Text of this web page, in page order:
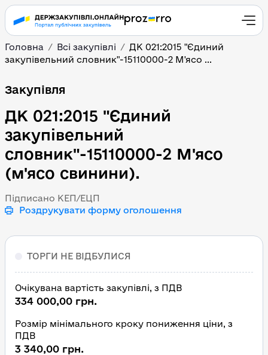
Головна Всі закупівлі
ДК 021:2015 "Єдиний
закупівельний словник"-15110000-2 М'ясо ...
ДК 021:2015 "Єдиний
Закупівля
ДК 021:2015 "Єдиний
закупівельний
словник"-15110000-2 М'ясо
(м'ясо свинини).
Підписано КЕП/ЕЦП
Роздрукувати форму оголошення
ТОРГИ НЕ ВІДБУЛИСЯ
Очікувана вартість закупівлі, з ПДВ
334 000,00 грн.
Розмір мінімального кроку пониження ціни, з
ПДВ
3 340,00 грн.